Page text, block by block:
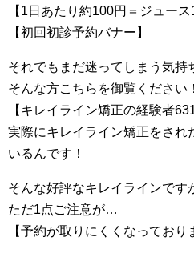
【1日あたり約100円＝ジュース
【初回初診予約バナー】
それでもまだ迷ってしまう気持
そんな方こちらを御覧ください！
【キレイライン矯正の経験者
実際にキレイライン矯正をされ
いるんです！
そんな好評なキレイラインです
ただ1点ご注意が…
【予約が取りにくくなっており